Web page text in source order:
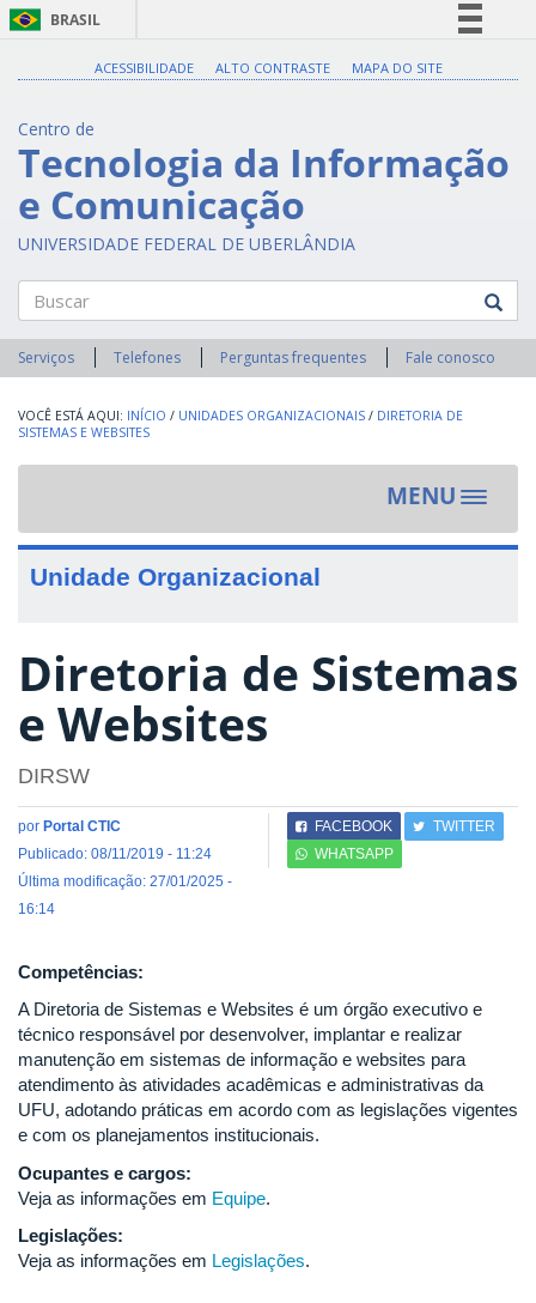
BRASIL
Acesso à informação
ACESSIBILIDADE ALTO CONTRASTE MAPA DO SITE
Centro de
Tecnologia da Informação
e Comunicação
UNIVERSIDADE FEDERAL DE UBERLÂNDIA
Buscar
Serviços Telefones Perguntas frequentes Fale conosco
INÍCIO / UNIDADES ORGANIZACIONAIS / DIRETORIA DE
SISTEMAS E WEBSITES
MENU
Toggle
Unidade Organizacional
Diretoria de Sistemas
e Websites
DIRSW
por Portal CTIC
Publicado: 08/11/2019 - 11:24
Última modificação: 27/01/2025 -
16:14
FACEBOOK
TWITTER
WHATSAPP
Competências:
A Diretoria de Sistemas e Websites é um órgão executivo e
técnico responsável por desenvolver, implantar e realizar
manutenção em sistemas de informação e websites para
atendimento às atividades acadêmicas e administrativas da
UFU, adotando práticas em acordo com as legislações vigentes
e com os planejamentos institucionais.
Ocupantes e cargos:
Veja as informações em Equipe.
Legislações:
Veja as informações em Legislações.